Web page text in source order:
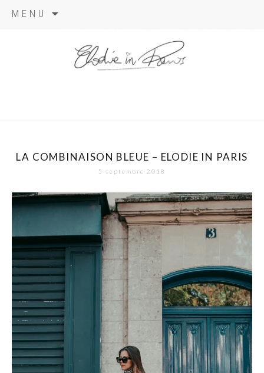
MENU
LA COMBINAISON BLEUE – ELODIE IN PARIS
5 septembre 2018